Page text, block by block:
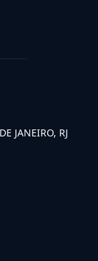
JANEIRO, RJ